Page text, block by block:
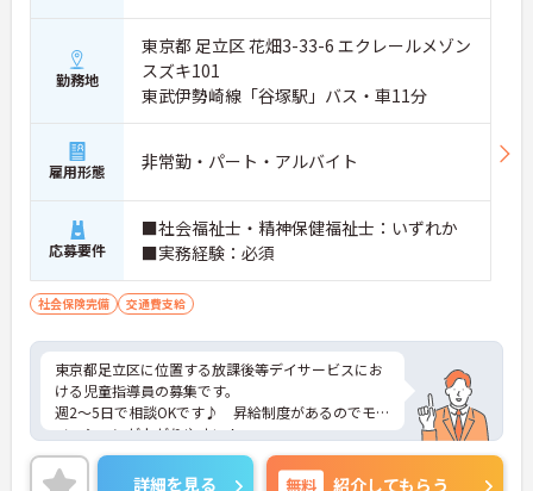
勤務地
東京都 足立区 花畑3-33-6 エクレールメゾン
スズキ101
東武伊勢崎線「谷塚駅」バス・車11分
雇用形態 非常勤・パート・アルバイト
応募要件
■社会福祉士・精神保健福祉士：いずれか
■実務経験：必須
社会保険完備 交通費支給
東京都足立区に位置する放課後等デイサービスにお
ける児童指導員の募集です。
週2～5日で相談OKです♪ 昇給制度があるのでモチ
ベーションが上がりやすい！
組合制度があるなど、福利厚生も充実しています☆
ご興味のある方には、面接対策ポイントなど、さら
詳細を見る 無料 紹介してもらう